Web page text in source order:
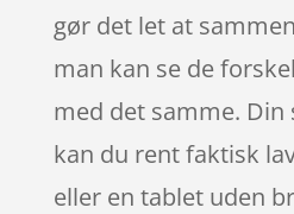
gør det let at
man kan se de
med det samme.
kan du rent faktisk
eller en tablet uden